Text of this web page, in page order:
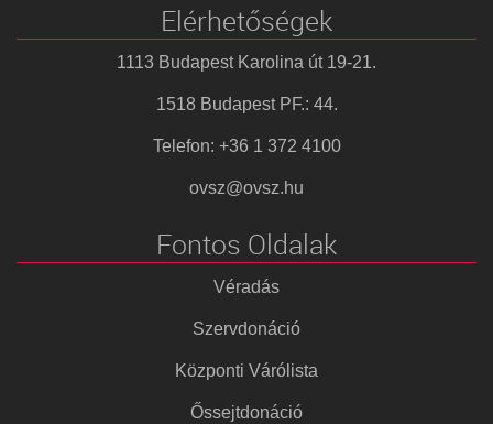
Elérhetőségek
1113 Budapest Karolina út 19-21.
1518 Budapest PF.: 44.
Telefon: +36 1 372 4100
ovsz@ovsz.hu
Fontos Oldalak
Véradás
Szervdonáció
Központi Várólista
Őssejtdonáció